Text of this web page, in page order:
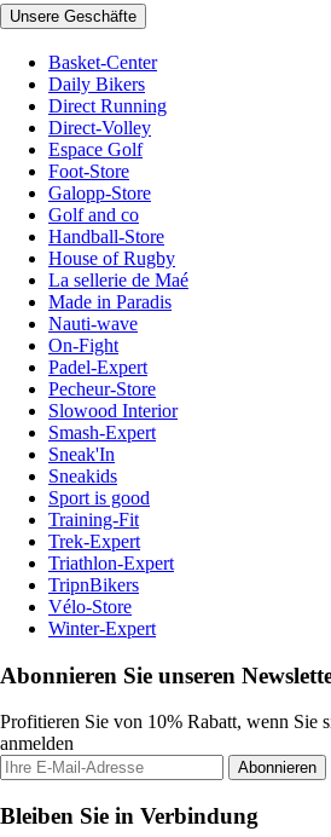
Unsere Geschäfte
Basket-Center
Daily Bikers
Direct Running
Direct-Volley
Espace Golf
Foot-Store
Galopp-Store
Golf and co
Handball-Store
House of Rugby
La sellerie de Maé
Made in Paradis
Nauti-wave
On-Fight
Padel-Expert
Pecheur-Store
Slowood Interior
Smash-Expert
Sneak'In
Sneakids
Sport is good
Training-Fit
Trek-Expert
Triathlon-Expert
TripnBikers
Vélo-Store
Winter-Expert
Abonnieren Sie unseren
Profitieren Sie von 10% Rabatt, wenn Sie
anmelden
Abonnieren
Bleiben Sie in Verbindung